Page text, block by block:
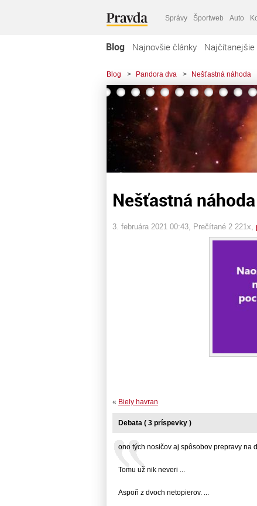
Správy Športweb Auto
Blog Najnovšie články Najčítanejšie
Blog > Pandora dva > Nešťastná náhoda
Nešťastná náhoda
3. februára 2021 00:43 , Prečítané 2 221x,
« Biely havran
Debata ( 3 príspevky )
ono tých nosičov aj spôsobov prepravy na
Tomu už nik neveri ...
Aspoň z dvoch netopierov. ...